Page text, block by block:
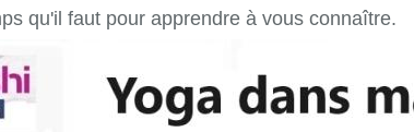
qu'il faut pour apprendre à vous connaître.